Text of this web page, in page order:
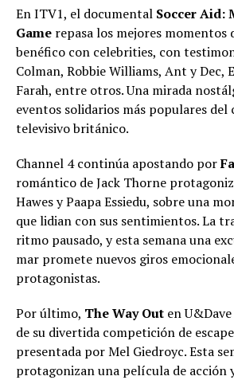
En ITV1, el documental Soccer Aid:
Game repasa los mejores
benéfico con celebrities, con
Colman, Robbie Williams, Ant y Dec,
Farah, entre otros. Una mirada
eventos solidarios más populares del
televisivo británico.
Channel 4 continúa apostando por
romántico de Jack Thorne
Hawes y Paapa Essiedu, sobre una
que lidian con sus sentimientos. La
ritmo pausado, y esta semana una
mar promete nuevos giros
protagonistas.
Por último, The Way Out en
de su divertida competición de
presentada por Mel Giedroyc. Esta
protagonizan una película de acción